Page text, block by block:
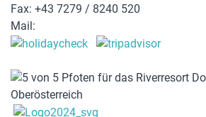
Fax: +43 7279 / 8240 520
Mail: